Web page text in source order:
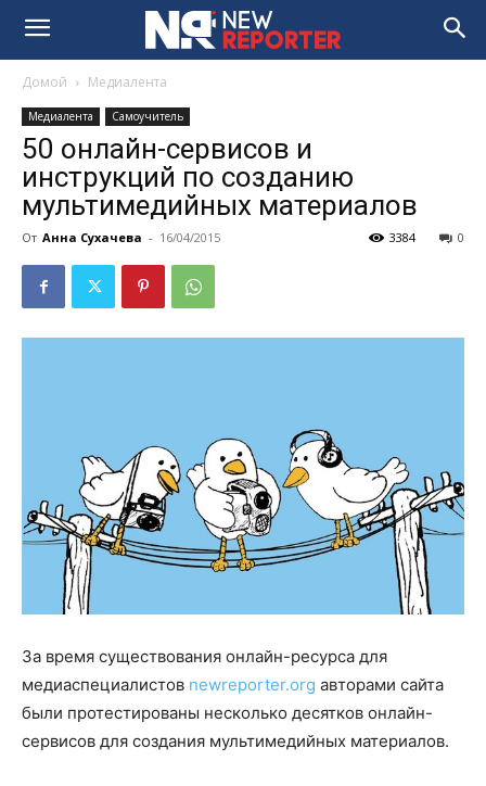
Домой Медиалента
Медиалента Самоучитель
50 онлайн-сервисов и
инструкций по созданию
мультимедийных материалов
От Анна Сухачева - 16/04/2015 0
3384
За время существования онлайн-ресурса для
медиаспециалистов newreporter.org авторами сайта
были протестированы несколько десятков онлайн-
сервисов для создания мультимедийных материалов.